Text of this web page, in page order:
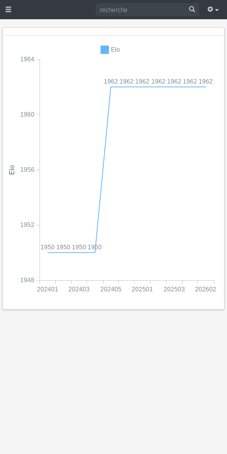
1950 1950 1950 1950
1962 1962 1962 1962 1962 1962 1962
202401 202403 202405 202501 202503 202602
Elo
1948
1952
1956
1960
1964
Elo